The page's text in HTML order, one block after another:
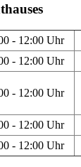
- 12:00 Uhr
- 12:00 Uhr
- 12:00 Uhr
- 12:00 Uhr
- 12:00 Uhr